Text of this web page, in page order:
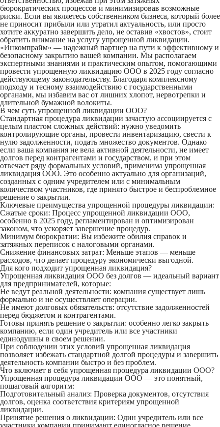
бюрократических процессов и минимизировав возможные
риски. Если вы являетесь собственником бизнеса, который более
не приносит прибыли или утратил актуальность, или просто
хотите аккуратно завершить дело, не оставив «хвостов», стоит
обратить внимание на услугу упрощенной ликвидации.
«Инкомпрайм» — надежный партнер на пути к эффективному и
безопасному закрытию вашей компании. Мы располагаем
экспертными знаниями и практическим опытом, помогающими
провести упрощенную ликвидацию ООО в 2025 году согласно
действующему законодательству. Благодаря комплексному
подходу и тесному взаимодействию с государственными
органами, мы избавим вас от лишних хлопот, нервотрепки и
длительной бумажной волокиты.
В чем суть упрощенной ликвидации ООО?
Стандартная процедура ликвидации зачастую ассоциируется с
целым пластом сложных действий: нужно уведомить
контролирующие органы, провести инвентаризацию, свести к
нулю задолженности, подать множество документов. Однако
если ваша компания не вела активной деятельности, не имеет
долгов перед контрагентами и государством, и при этом
отвечает ряду формальных условий, применима упрощенная
ликвидация ООО. Это особенно актуально для организаций,
созданных с одним учредителем или с минимальным
количеством участников, где принято быстрое и беспроблемное
решение о закрытии.
Ключевые преимущества упрощенной процедуры ликвидации:
Сжатые сроки: Процесс упрощенной ликвидации ООО,
особенно в 2025 году, регламентирован и оптимизирован
законом, что ускоряет завершение процедур.
Минимум бюрократии: Вы избежите обилия справок и
затяжных переписок с налоговыми органами.
Снижение финансовых затрат: Меньше этапов — меньше
расходов, что делает процедуру экономически выгодной.
Для кого подходит упрощенная ликвидация?
Упрощенная ликвидация ООО без долгов — идеальный вариант
для предпринимателей, которые:
Не ведут реальной деятельности: компания существует лишь
формально и не осуществляет операции.
Не имеют долговых обязательств: отсутствие задолженностей
перед бюджетом и контрагентами.
Готовы принять решение о закрытии: особенно легко закрыть
компанию, если один учредитель или все участники
единодушны в своем решении.
При соблюдении этих условий упрощенная ликвидация
позволяет избежать стандартной долгой процедуры и завершить
деятельность компании быстро и без проблем.
Что включает в себя упрощенная процедура ликвидации ООО?
Упрощенная процедура ликвидации ООО — это понятный,
пошаговый алгоритм:
Подготовительный анализ: Проверка документов, отсутствия
долгов, оценка соответствия критериям упрощенной
ликвидации.
Принятие решения о ликвидации: Один учредитель или все
участники компании принимают единогласное решение.